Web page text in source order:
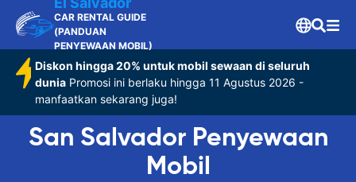
CAR RENTAL GUIDE
(PANDUAN
PENYEWAAN MOBIL)
Diskon hingga 20% untuk mobil sewaan di seluruh
dunia Promosi ini berlaku hingga 11 Agustus 2026 -
manfaatkan sekarang juga!
San Salvador Penyewaan
Mobil